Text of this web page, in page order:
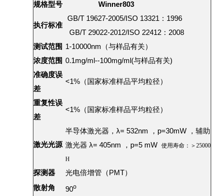
规格型号 Winner803
执行标准
GB/T 19627-2005/ISO 13321：1996
GB/T 29022-2012/ISO 22412：2008
测试范围
1-10000nm（与样品有关）
浓度范围 0.1mg/ml­--100mg/ml(与样品有关)
准确度误
差
<1%（国家标准样品平均粒径）
重复性误
差
<1%（国家标准样品平均粒径）
激光光源
半导体激光器，λ= 532nm ， p=30mW ，辅助
激光器λ= 405nm ， p=5 mW
使用寿命：＞25000
H
探测器
光电倍增管（PMT）
散射角
90o